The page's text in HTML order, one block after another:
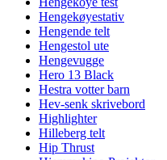
Hengekøyestativ
Hengende telt
Hengestol ute
Hengevugge
Hero 13 Black
Hestra votter barn
Hev-senk skrivebord
Highlighter
Hilleberg telt
Hip Thrust